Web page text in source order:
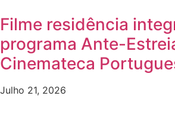
Filme residência
programa Ante-
Cinemateca
Julho 21, 2026